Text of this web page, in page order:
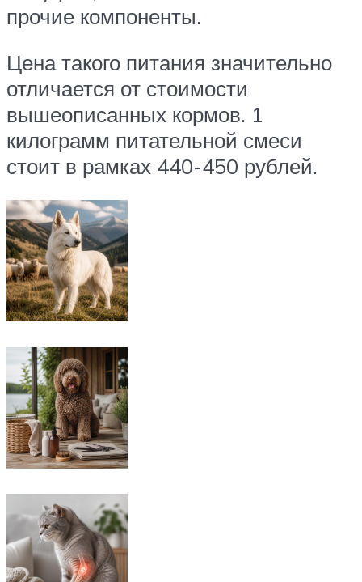
прочие компоненты.
Цена такого питания значительно
отличается от стоимости
вышеописанных кормов. 1
килограмм питательной смеси
стоит в рамках 440-450 рублей.